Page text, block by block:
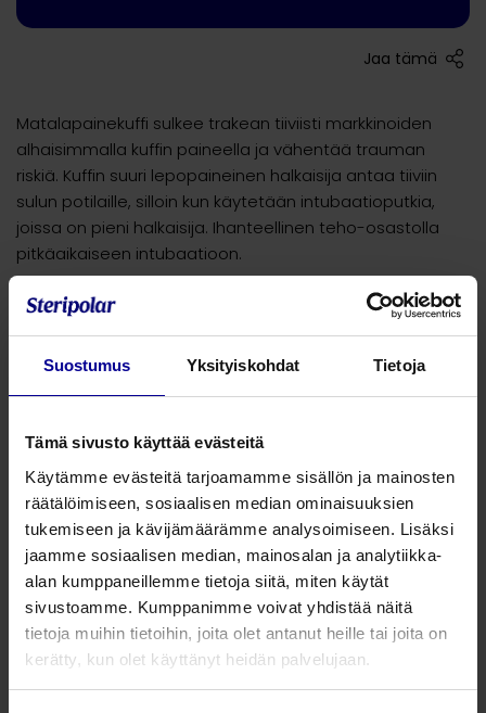
Suostumus Yksityiskohdat Tietoja
Tämä sivusto käyttää evästeitä
Käytämme evästeitä tarjoamamme sisällön ja mainosten
räätälöimiseen, sosiaalisen median ominaisuuksien
tukemiseen ja kävijämäärämme analysoimiseen. Lisäksi
jaamme sosiaalisen median, mainosalan ja analytiikka-
alan kumppaneillemme tietoja siitä, miten käytät
sivustoamme. Kumppanimme voivat yhdistää näitä
tietoja muihin tietoihin, joita olet antanut heille tai joita on
kerätty, kun olet käyttänyt heidän palvelujaan.
Matalapainekuffi sulkee trakean tiiviisti markkinoiden
alhaisimmalla kuffin paineella ja vähentää trauman
riskiä. Kuffin suuri lepopaineinen halkaisija antaa tiiviin
sulun potilaille, silloin kun käytetään intubaatioputkia,
joissa on pieni halkaisija. Ihanteellinen teho-osastolla
pitkäaikaiseen intubaatioon.
Silikonoitu PVC, oral/nasal, Profile Soft Seal -kuffi
tuotenumero
O.D.
pakkauskoko
100166050 5,0 6,8
100166055 5,5 7,4 10
100166060 6,0 8,2 10
100166065 6,5 8,8 10
100166070 7,0 9,6 10
100166075 7,5 10,2 10
Jaa tämä